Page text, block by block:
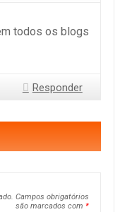
todos os blogs
Responder
Campos obrigatórios
são marcados com *